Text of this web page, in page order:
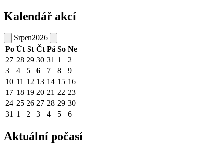
Kalendář akcí
Srpen2026
Po Út St Čt Pá So Ne
27 28 29 30 31 1
2
3
4 5 6 7 8
9
10 11 12 13 14 15 16
17 18 19 20 21 22 23
24 25 26 27 28 29 30
31 1 2 3 4 5 6
Aktuální počasí